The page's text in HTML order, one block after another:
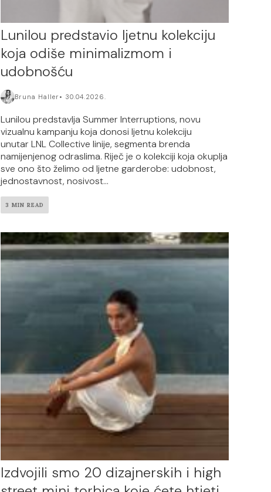
Lunilou predstavio ljetnu kolekciju
koja odiše minimalizmom i
udobnošću
Bruna Haller 30.04.2026.
Lunilou predstavlja Summer Interruptions, novu
vizualnu kampanju koja donosi ljetnu kolekciju
unutar LNL Collective linije, segmenta brenda
namijenjenog odraslima. Riječ je o kolekciji koja okuplja
sve ono što želimo od ljetne garderobe: udobnost,
jednostavnost, nosivost...
3 MIN READ
Izdvojili smo 20 dizajnerskih i high